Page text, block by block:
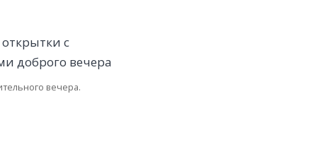
вечера.